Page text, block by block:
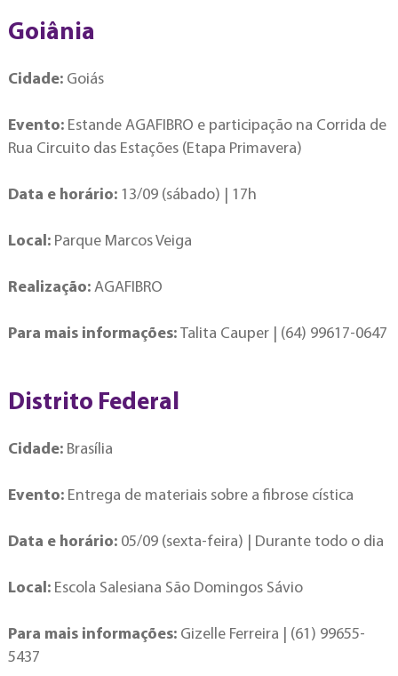
Goiânia
Cidade: Goiás
Evento: Estande AGAFIBRO e participação na Corrida de
Rua Circuito das Estações (Etapa Primavera)
Data e horário: 13/09 (sábado) | 17h
Local: Parque Marcos Veiga
Realização: AGAFIBRO
Para mais informações: Talita Cauper | (64) 99617-0647
Distrito Federal
Cidade: Brasília
Evento: Entrega de materiais sobre a fibrose cística
Data e horário: 05/09 (sexta-feira) | Durante todo o dia
Local: Escola Salesiana São Domingos Sávio
Para mais informações: Gizelle Ferreira | (61) 99655-
5437